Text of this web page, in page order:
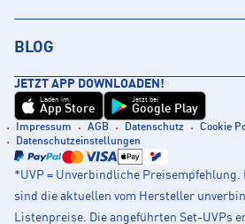
BLOG
JETZT APP DOWNLOADEN!
Laden im
App Store
Jetzt bei
Google Play
Impressum AGB Datenschutz
Cookie
Datenschutzeinstellungen
*UVP = Unverbindliche Preisempfehlung.
sind die aktuellen vom Hersteller
Listenpreise. Die angeführten Set-UVPs